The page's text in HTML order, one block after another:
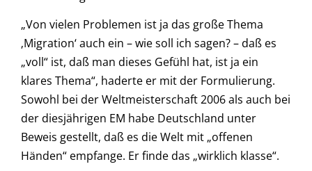
„Von vielen Problemen ist ja das große Thema
‚Migration‘ auch ein – wie soll ich sagen? – daß es
„voll“ ist, daß man dieses Gefühl hat, ist ja ein
klares Thema“, haderte er mit der Formulierung.
Sowohl bei der Weltmeisterschaft 2006 als auch bei
der diesjährigen EM habe Deutschland unter
Beweis gestellt, daß es die Welt mit „offenen
Händen“ empfange. Er finde das „wirklich klasse“.